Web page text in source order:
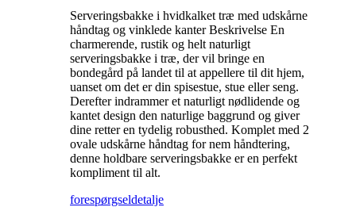
Serveringsbakke i hvidkalket træ med udskårne
håndtag og vinklede kanter Beskrivelse En
charmerende, rustik og helt naturligt
serveringsbakke i træ, der vil bringe en
bondegård på landet til at appellere til dit hjem,
uanset om det er din spisestue, stue eller seng.
Derefter indrammer et naturligt nødlidende og
kantet design den naturlige baggrund og giver
dine retter en tydelig robusthed. Komplet med 2
ovale udskårne håndtag for nem håndtering,
denne holdbare serveringsbakke er en perfekt
kompliment til alt.
forespørgseldetalje